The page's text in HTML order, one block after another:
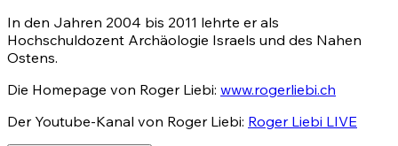
In den Jahren 2004 bis 2011 lehrte er als
Hochschuldozent Archäologie Israels und des Nahen
Ostens.
Die Homepage von Roger Liebi: www.rogerliebi.ch
Der Youtube-Kanal von Roger Liebi: Roger Liebi LIVE